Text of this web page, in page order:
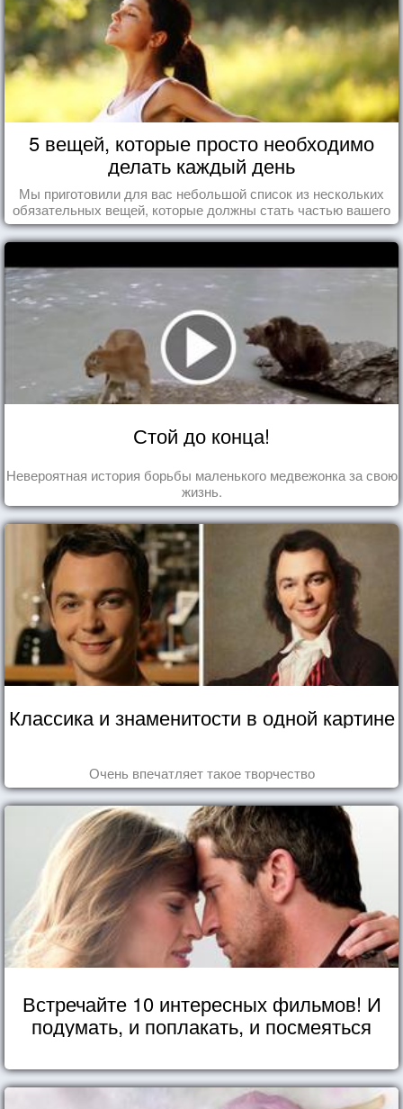
5 вещей, которые просто необходимо
делать каждый день
Мы приготовили для вас небольшой список из нескольких
обязательных вещей, которые должны стать частью вашего
дня.
Стой до конца!
Невероятная история борьбы маленького медвежонка за свою
жизнь.
Классика и знаменитости в одной картине
Очень впечатляет такое творчество
Встречайте 10 интересных фильмов! И
подумать, и поплакать, и посмеяться